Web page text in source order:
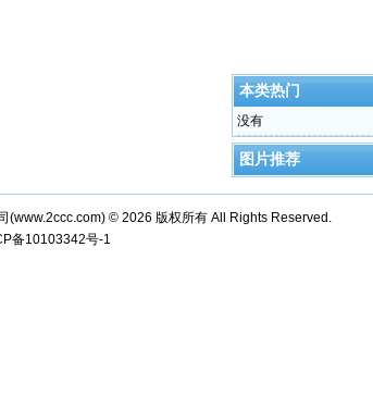
本类热门
没有
图片推荐
(www.2ccc.com) © 2026 版权所有 All Rights Reserved.
备10103342号-1